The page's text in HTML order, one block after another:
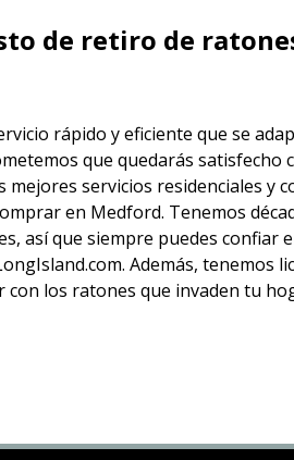
de retiro de
rápido y eficiente que se
que quedarás satisfecho
mejoresservicios residenciales y
en Medford. Tenemos
así que siempre puedesconfiar
Además, tenemos
los ratones que invaden tu